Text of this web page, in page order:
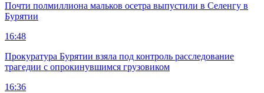
Почти полмиллиона мальков осетра выпустили в Селенгу в
Бурятии
16:48
Прокуратура Бурятии взяла под контроль расследование
трагедии с опрокинувшимся грузовиком
16:36